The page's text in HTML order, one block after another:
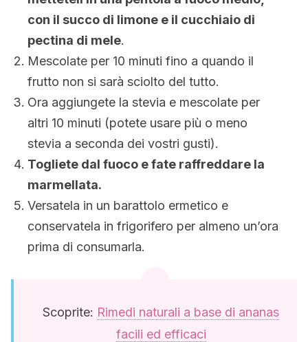
con il succo di limone e il cucchiaio di
pectina di mele.
Mescolate per 10 minuti fino a quando il
frutto non si sarà sciolto del tutto.
Ora aggiungete la stevia e mescolate per
altri 10 minuti (potete usare più o meno
stevia a seconda dei vostri gusti).
Togliete dal fuoco e fate raffreddare la
marmellata.
Versatela in un barattolo ermetico e
conservatela in frigorifero per almeno un’ora
prima di consumarla.
Scoprite: Rimedi naturali a base di ananas
facili ed efficaci